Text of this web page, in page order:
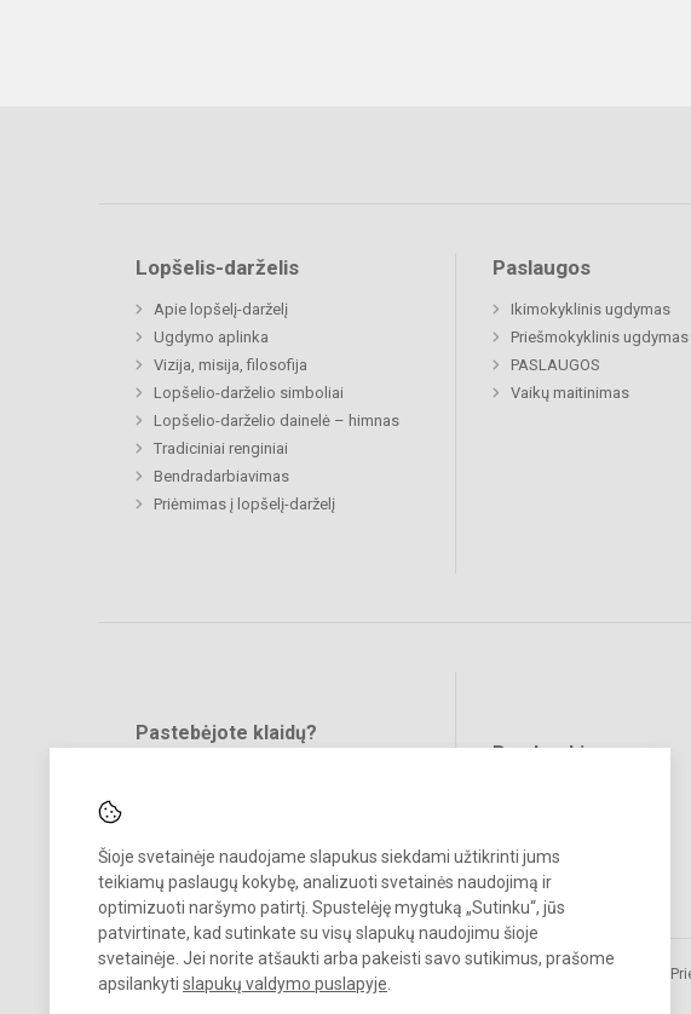
Šioje svetainėje naudojame slapukus siekdami užtikrinti jums
teikiamų paslaugų kokybę, analizuoti svetainės naudojimą ir
optimizuoti naršymo patirtį. Spustelėję mygtuką „Sutinku“, jūs
patvirtinate, kad sutinkate su visų slapukų naudojimu šioje
svetainėje. Jei norite atšaukti arba pakeisti savo sutikimus, prašome
apsilankyti slapukų valdymo puslapyje
Lopšelis-darželis
Apie lopšelį-darželį
Ugdymo aplinka
Vizija, misija, filosofija
Lopšelio-darželio simboliai
Lopšelio-darželio dainelė – himnas
Tradiciniai renginiai
Bendradarbiavimas
Priėmimas į lopšelį-darželį
Paslaugos
Ikimokyklinis ugdymas
Priešmokyklinis ugdymas
PASLAUGOS
Vaikų maitinimas
Pastebėjote klaidų?
Bendraukime
© 2024. Mažeikių lopšelis-darželis „Žilvitis“. Visos teisės saugomos.
Kopijuoti turinį be raštiško įstaigos administracijos sutikimo griežtai